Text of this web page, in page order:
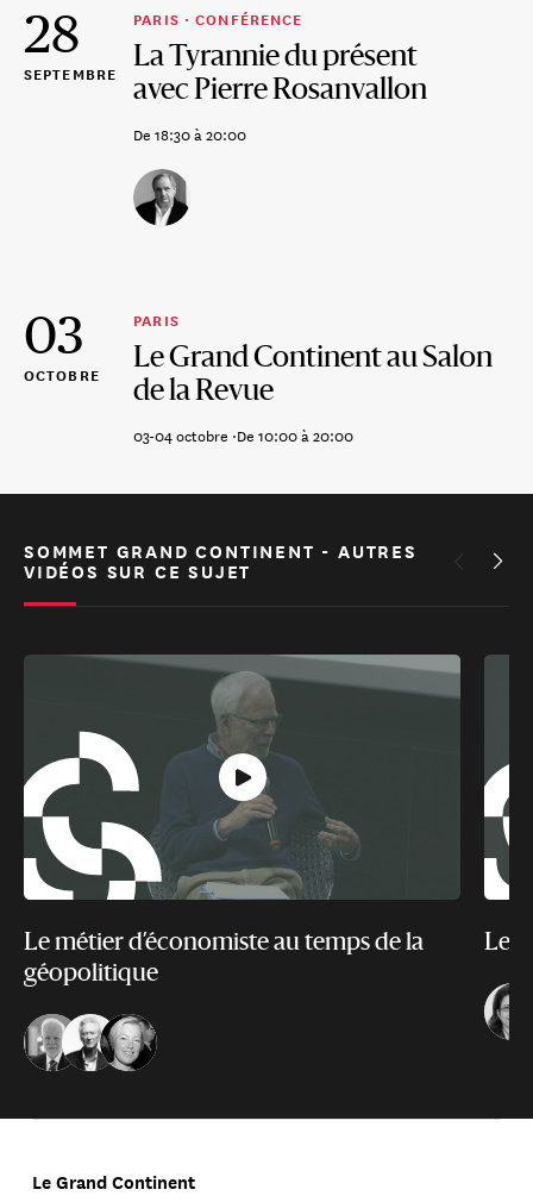
28
SEPTEMBRE
PARIS ·CONFÉRENCE
La Tyrannie du présent
avec Pierre Rosanvallon
De 18:30 à 20:00
03
OCTOBRE
PARIS
Le Grand Continent au Salon
de la Revue
03-04 octobre ·De 10:00 à 20:00
SOMMET GRAND CONTINENT - AUTRES
VIDÉOS SUR CE SUJET
Le métier d’économiste au temps de la
géopolitique
Le
Le Grand Continent